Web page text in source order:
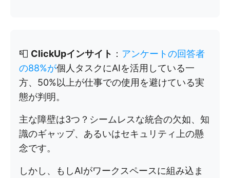
📮 ClickUpインサイト ： アンケートの回答者
の88%が個人タスクにAIを活用している一
方、50%以上が仕事での使用を避けている実
態が判明。
主な障壁は3つ？シームレスな統合の欠如、知
識のギャップ、あるいはセキュリティ上の懸
念です。
しかし、もしAIがワークスペースに組み込ま